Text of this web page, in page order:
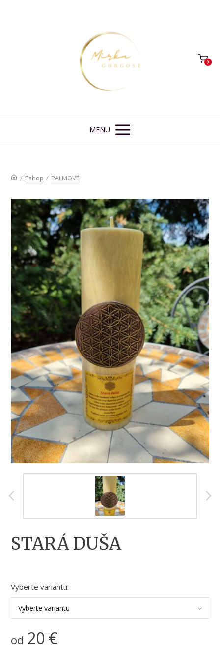
0
MENU
/ Eshop / PALMOVÉ
STARÁ DUŠA
Vyberte variantu:
Vyberte variantu
od 20 €